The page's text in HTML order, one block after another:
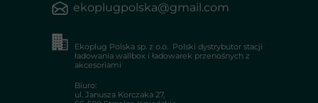
ekoplugpolska@gmail.com
Ekoplug Polska sp. z o.o. Polski dystrybutor stacji
ładowania wallbox i ładowarek przenośnych z
akcesoriami
Biuro:
ul. Janusza Korczaka 27,